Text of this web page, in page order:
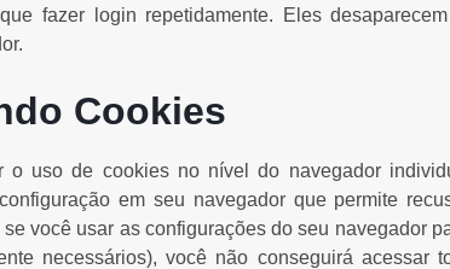
fazer login repetidamente. Eles
Cookies
o uso de cookies no nível do navegador
em seu navegador que permite
você usar as configurações do seu navegador
necessários), você não conseguirá acessar